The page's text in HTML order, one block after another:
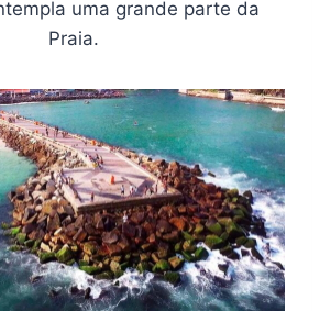
uma grande parte da
Praia.